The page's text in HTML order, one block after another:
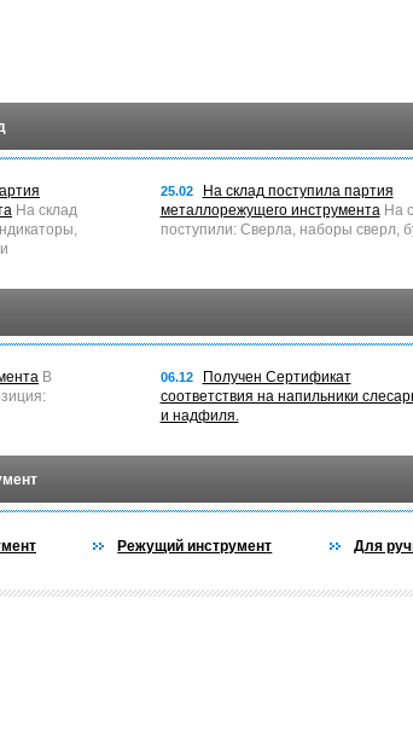
На склад
25.02
На склад поступила партия
металлорежущего инструментаНа
поступили: Сверла, наборы сверл,
В
06.12
Получен Сертификат
соответствия на напильники
и надфиля.
Режущий инструмент Для